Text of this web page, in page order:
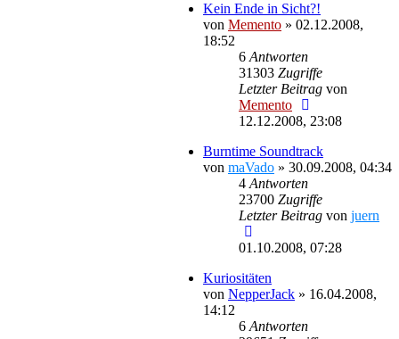
Kein Ende in Sicht?!
von Memento » 02.12.2008,
18:52
6 Antworten
31303 Zugriffe
Letzter Beitrag von
Memento
12.12.2008, 23:08
Burntime Soundtrack
von maVado » 30.09.2008, 04:34
4 Antworten
23700 Zugriffe
Letzter Beitrag von juern
01.10.2008, 07:28
Kuriositäten
von NepperJack » 16.04.2008,
14:12
6 Antworten